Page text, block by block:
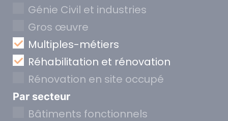
Génie Civil et industries
Gros œuvre
Multiples-métiers
Réhabilitation et rénovation
Rénovation en site occupé
Par secteur
Bâtiments fonctionnels